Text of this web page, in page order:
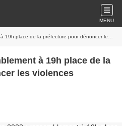
MENU
de la préfecture pour dénoncer les violences policières.
à 19h place de la
les violences